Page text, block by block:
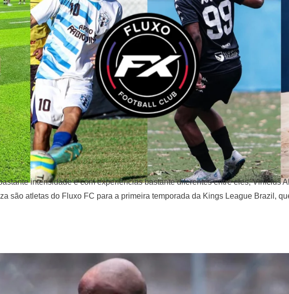
intensidade e com experiências bastante diferentes entre eles, Vinícius
são atletas do Fluxo FC para a primeira temporada da Kings League Brazil,